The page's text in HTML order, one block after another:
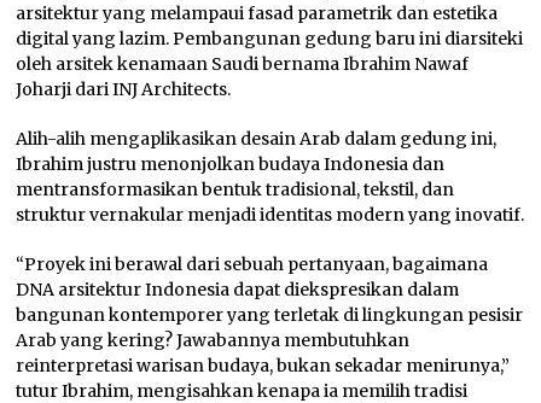
arsitektur yang melampaui fasad parametrik dan estetika
digital yang lazim. Pembangunan gedung baru ini diarsiteki
oleh arsitek kenamaan Saudi bernama Ibrahim Nawaf
Joharji dari INJ Architects.
Alih-alih mengaplikasikan desain Arab dalam gedung ini,
Ibrahim justru menonjolkan budaya Indonesia dan
mentransformasikan bentuk tradisional, tekstil, dan
struktur vernakular menjadi identitas modern yang inovatif.
“Proyek ini berawal dari sebuah pertanyaan, bagaimana
DNA arsitektur Indonesia dapat diekspresikan dalam
bangunan kontemporer yang terletak di lingkungan pesisir
Arab yang kering? Jawabannya membutuhkan
reinterpretasi warisan budaya, bukan sekadar menirunya,”
tutur Ibrahim, mengisahkan kenapa ia memilih tradisi